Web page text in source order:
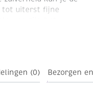
tot uiterst fijne
chinees wit, 254
middel, 370
(0) Bezorgen